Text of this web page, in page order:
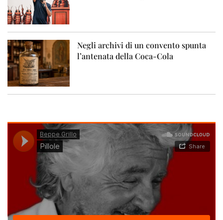
Negli archivi di un convento spunta
l’antenata della Coca-Cola